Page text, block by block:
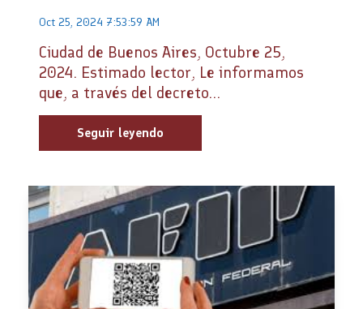
Oct 25, 2024 7:53:59 AM
Ciudad de Buenos Aires, Octubre 25,
2024. Estimado lector, Le informamos
que, a través del decreto...
Seguir leyendo